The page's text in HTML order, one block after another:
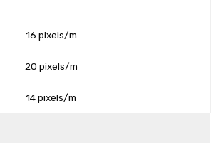
16 pixels/m
20 pixels/m
14 pixels/m